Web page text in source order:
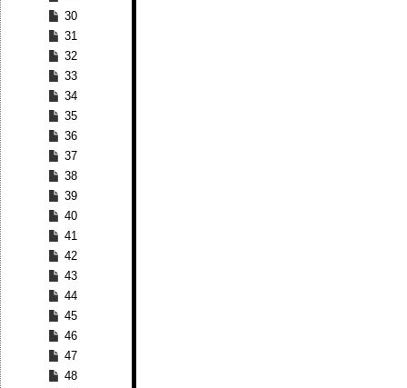
30
31
32
33
34
35
36
37
38
39
40
41
42
43
44
45
46
47
48